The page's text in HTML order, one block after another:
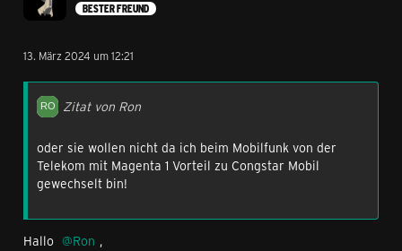
BESTER FREUND
13. März 2024 um 12:21
Zitat von Ron
oder sie wollen nicht da ich beim Mobilfunk von der
Telekom mit Magenta 1 Vorteil zu Congstar Mobil
gewechselt bin!
Hallo Ron ,